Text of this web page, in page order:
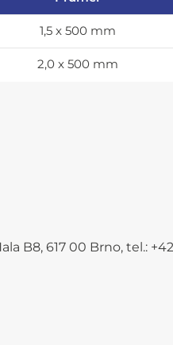
1,5 x 500 mm
2,0 x 500 mm
B8, 617 00 Brno, tel.: